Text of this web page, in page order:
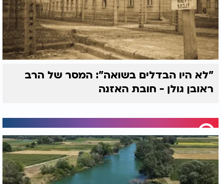
"לא היו הבדלים בשואה": המסר של הרב
ראובן גולן - חובת האזנה